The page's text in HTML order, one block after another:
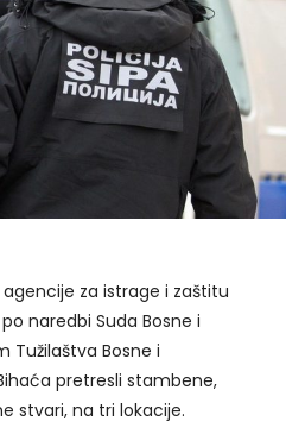
agencije za istrage i zaštitu
naredbi Suda Bosne i
Tužilaštva Bosne i
pretresli stambene,
stvari, na tri lokacije.